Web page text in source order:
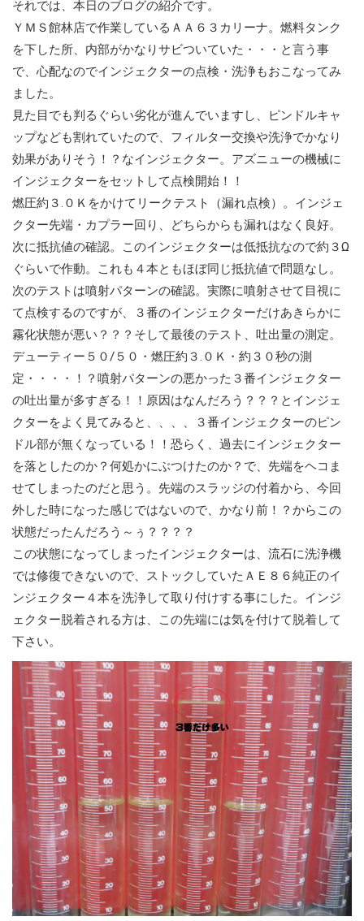
それでは、本日のブログの紹介です。
ＹＭＳ館林店で作業しているＡＡ６３カリーナ。燃料タンク
を下した所、内部がかなりサビついていた・・・と言う事
で、心配なのでインジェクターの点検・洗浄もおこなってみ
ました。
見た目でも判るぐらい劣化が進んでいますし、ピンドルキャ
ップなども割れていたので、フィルター交換や洗浄でかなり
効果がありそう！？なインジェクター。アズニューの機械に
インジェクターをセットして点検開始！！
燃圧約３.０Ｋをかけてリークテスト（漏れ点検）。インジェ
クター先端・カプラー回り、どちらからも漏れはなく良好。
次に抵抗値の確認。このインジェクターは低抵抗なので約３Ω
ぐらいで作動。これも４本ともほぼ同じ抵抗値で問題なし。
次のテストは噴射パターンの確認。実際に噴射させて目視に
て点検するのですが、３番のインジェクターだけあきらかに
霧化状態が悪い？？？そして最後のテスト、吐出量の測定。
デューティー５０/５０・燃圧約３.０Ｋ・約３０秒の測
定・・・・！？噴射パターンの悪かった３番インジェクター
の吐出量が多すぎる！！原因はなんだろう？？？とインジェ
クターをよく見てみると、、、、３番インジェクターのピン
ドル部が無くなっている！！恐らく、過去にインジェクター
を落としたのか？何処かにぶつけたのか？で、先端をヘコま
せてしまったのだと思う。先端のスラッジの付着から、今回
外した時になった感じではないので、かなり前！？からこの
状態だったんだろう～ぅ？？？？
この状態になってしまったインジェクターは、流石に洗浄機
では修復できないので、ストックしていたＡＥ８６純正のイ
ンジェクター４本を洗浄して取り付けする事にした。インジ
ェクター脱着される方は、この先端には気を付けて脱着して
下さい。